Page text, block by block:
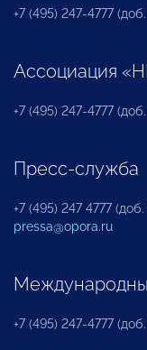
+7 (495) 247-4777 (доб.
Ассоциация
+7 (495) 247-4777
Пресс-служба
+7 (495) 247 4777 (доб.
pressa@opora.ru
+7 (495) 247-4777